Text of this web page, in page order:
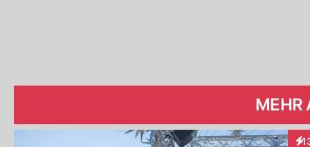
MEHR